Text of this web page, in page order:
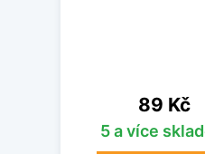
Cena
89 Kč
5 a více